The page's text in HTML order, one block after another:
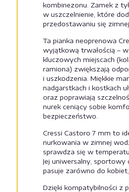
kombinezonu. Zamek z
w uszczelnienie, które
przedostawaniu się
Ta pianka neoprenowa
wyjątkową trwałością –
kluczowych miejscach
ramiona) zwiększają
i uszkodzenia. Miękkie
nadgarstkach i kostkach
oraz poprawiają
nurek ceniący sobie
bezpieczeństwo.
Cressi Castoro 7 mm to
nurkowania w zimnej
sprawdza się w
Jej uniwersalny, sportowy
pasuje zarówno do
Dzięki kompatybilności z